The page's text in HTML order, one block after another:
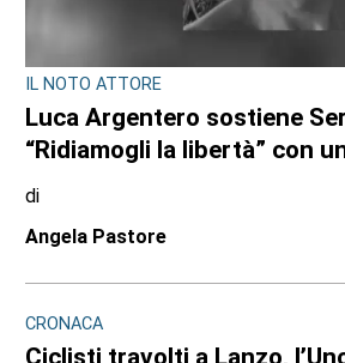
CRONACA
Nubifragio sul Canavese,
Front e Favria
di
Redazione